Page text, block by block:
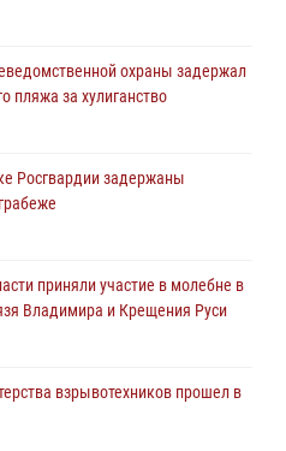
пресекли противоправные
взрывотехников прошел в
охраны задержал
пляжа за хулиганство
Росгвардии задержаны
приняли участие в молебне в
Владимира и Крещения Руси
взрывотехников прошел в